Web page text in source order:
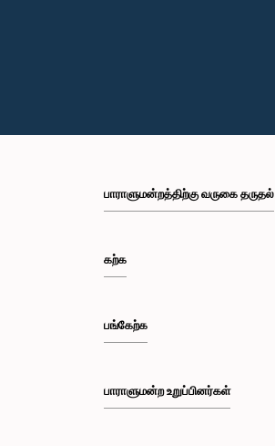
பாராளுமன்றத்திற்கு வருகை தருதல்
கற்க
பங்கேற்க
பாராளுமன்ற உறுப்பினர்கள்